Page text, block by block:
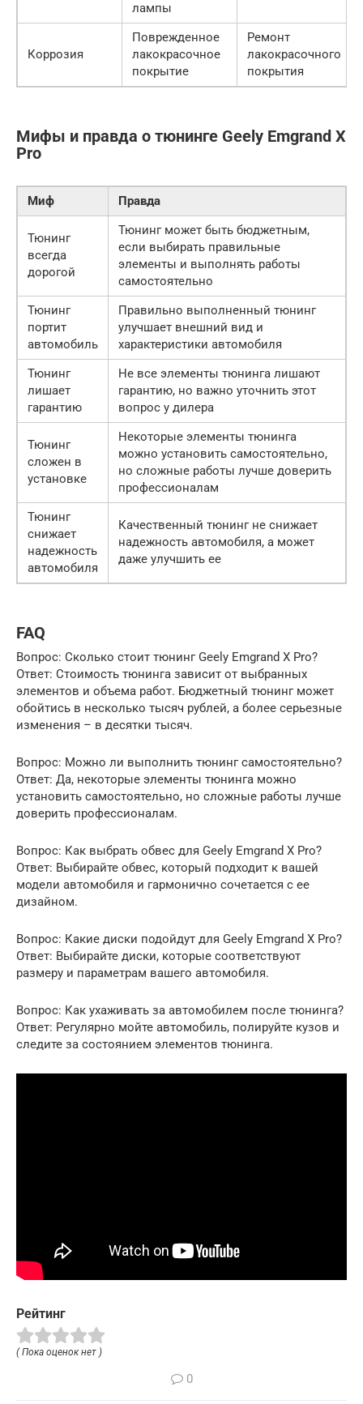
лампы
Коррозия
Поврежденное
лакокрасочное
покрытие
Ремонт
лакокрасочного
покрытия
Мифы и правда о тюнинге Geely Emgrand X
Pro
Миф Правда
Тюнинг
всегда
дорогой
Тюнинг может быть бюджетным,
если выбирать правильные
элементы и выполнять работы
самостоятельно
Тюнинг
портит
автомобиль
Правильно выполненный тюнинг
улучшает внешний вид и
характеристики автомобиля
Тюнинг
лишает
гарантию
Не все элементы тюнинга лишают
гарантию, но важно уточнить этот
вопрос у дилера
Тюнинг
сложен в
установке
Некоторые элементы тюнинга
можно установить самостоятельно,
но сложные работы лучше доверить
профессионалам
Тюнинг
снижает
надежность
автомобиля
Качественный тюнинг не снижает
надежность автомобиля, а может
даже улучшить ее
FAQ
Вопрос: Сколько стоит тюнинг Geely Emgrand X Pro?
Ответ: Стоимость тюнинга зависит от выбранных
элементов и объема работ. Бюджетный тюнинг может
обойтись в несколько тысяч рублей, а более серьезные
изменения – в десятки тысяч.
Вопрос: Можно ли выполнить тюнинг самостоятельно?
Ответ: Да, некоторые элементы тюнинга можно
установить самостоятельно, но сложные работы лучше
доверить профессионалам.
Вопрос: Как выбрать обвес для Geely Emgrand X Pro?
Ответ: Выбирайте обвес, который подходит к вашей
модели автомобиля и гармонично сочетается с ее
дизайном.
Вопрос: Какие диски подойдут для Geely Emgrand X Pro?
Ответ: Выбирайте диски, которые соответствуют
размеру и параметрам вашего автомобиля.
Вопрос: Как ухаживать за автомобилем после тюнинга?
Ответ: Регулярно мойте автомобиль, полируйте кузов и
следите за состоянием элементов тюнинга.
Рейтинг
( Пока оценок нет )
0